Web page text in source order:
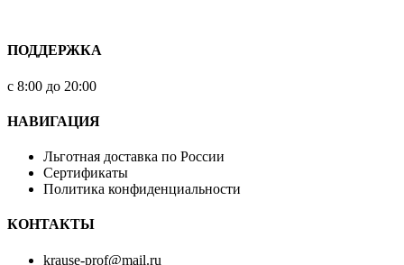
ПОДДЕРЖКА
с 8:00 до 20:00
НАВИГАЦИЯ
Льготная доставка по России
Сертификаты
Политика конфиденциальности
КОНТАКТЫ
krause-prof@mail.ru